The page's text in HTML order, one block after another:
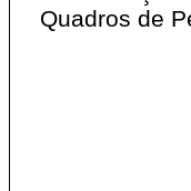
Quadros de